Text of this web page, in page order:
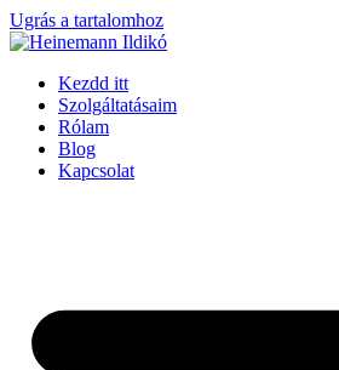
Ugrás a tartalomhoz
Kezdd itt
Szolgáltatásaim
Rólam
Blog
Kapcsolat